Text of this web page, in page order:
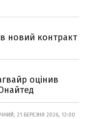
новий контракт
оцінив
21 БЕРЕЗНЯ 2026, 12:00